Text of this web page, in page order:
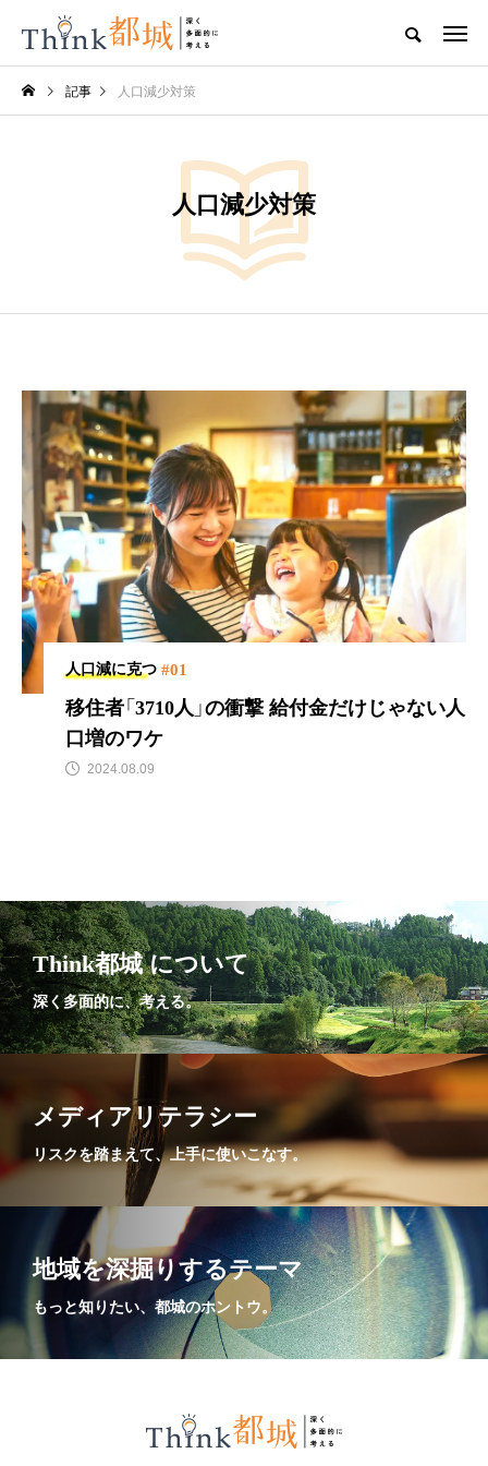
記事 人口減少対策
人口減少対策
人口減に克つ #01
移住者「3710人」の衝撃 給付金だけじゃない人
口増のワケ
2024.08.09
Think都城 について
深く多面的に、考える。
メディアリテラシー
リスクを踏まえて、上手に使いこなす。
地域を深掘りするテーマ
もっと知りたい、都城のホントウ。